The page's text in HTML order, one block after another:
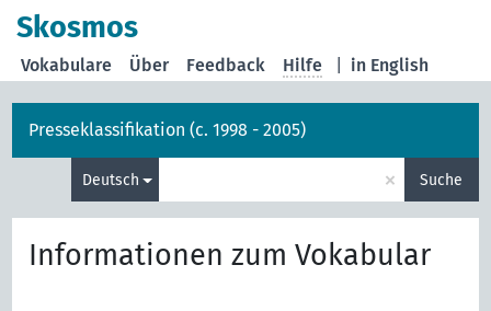
Skosmos
in English
Vokabulare Über Feedback Hilfe
Presseklassifikation (c. 1998 - 2005)
Deutsch × Suche
Informationen zum Vokabular